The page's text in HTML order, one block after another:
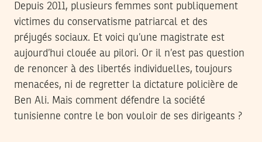
Depuis 2011, plusieurs femmes sont publiquement
victimes du conservatisme patriarcal et des
préjugés sociaux. Et voici qu’une magistrate est
aujourd’hui clouée au pilori. Or il n’est pas question
de renoncer à des libertés individuelles, toujours
menacées, ni de regretter la dictature policière de
Ben Ali. Mais comment défendre la société
tunisienne contre le bon vouloir de ses dirigeants ?